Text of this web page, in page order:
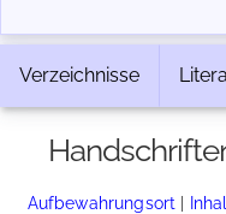
Verzeichnisse
Aufbewahrungsort |